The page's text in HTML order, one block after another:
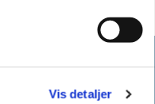
Vis detaljer